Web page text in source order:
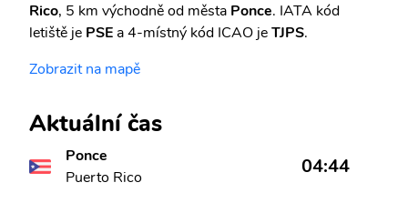
Rico, 5 km východně od města Ponce. IATA kód
letiště je PSE a 4-místný kód ICAO jeTJPS.
Zobrazit na mapě
Aktuální čas
Ponce
Puerto Rico
04:44